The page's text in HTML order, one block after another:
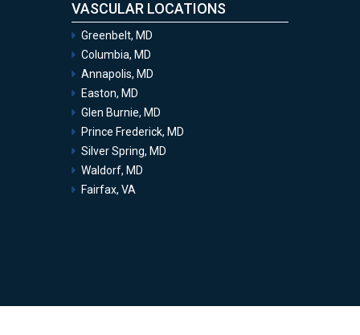
VASCULAR LOCATIONS
Greenbelt, MD
Columbia, MD
Annapolis, MD
Easton, MD
Glen Burnie, MD
Prince Frederick, MD
Silver Spring, MD
Waldorf, MD
Fairfax, VA